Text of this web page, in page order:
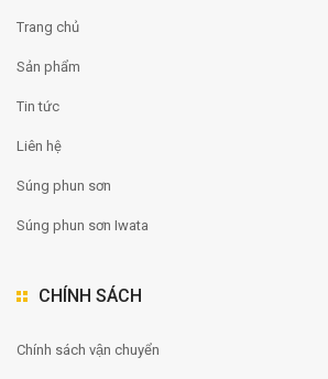
Trang chủ
Sản phẩm
Tin tức
Liên hệ
Súng phun sơn
Súng phun sơn Iwata
CHÍNH SÁCH
Chính sách vận chuyển